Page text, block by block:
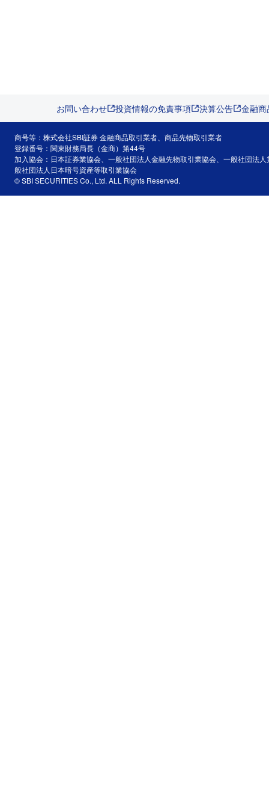
お問い合わせ 投資情報の免責事項 決算公告 金融
商号等：株式会社SBI証券 金融商品取引業者、商品先物取引業者
登録番号：関東財務局長（金商）第44号
加入協会：日本証券業協会、一般社団法人金融先物取引業協会、一般社団法
般社団法人日本暗号資産等取引業協会
© SBI SECURITIES Co., Ltd. ALL Rights Reserved.